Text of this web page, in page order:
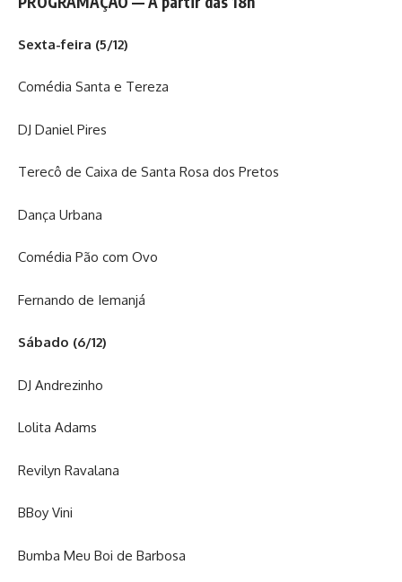
Sexta-feira (5/12)
Comédia Santa e Tereza
DJ Daniel Pires
Terecô de Caixa de Santa Rosa dos Pretos
Dança Urbana
Comédia Pão com Ovo
Fernando de Iemanjá
Sábado (6/12)
DJ Andrezinho
Lolita Adams
Revilyn Ravalana
BBoy Vini
Bumba Meu Boi de Barbosa